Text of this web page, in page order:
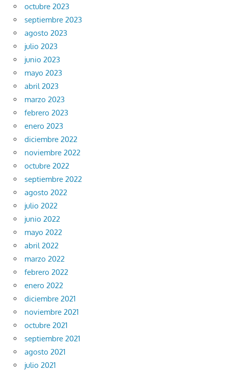
octubre 2023
septiembre 2023
agosto 2023
julio 2023
junio 2023
mayo 2023
abril 2023
marzo 2023
febrero 2023
enero 2023
diciembre 2022
noviembre 2022
octubre 2022
septiembre 2022
agosto 2022
julio 2022
junio 2022
mayo 2022
abril 2022
marzo 2022
febrero 2022
enero 2022
diciembre 2021
noviembre 2021
octubre 2021
septiembre 2021
agosto 2021
julio 2021